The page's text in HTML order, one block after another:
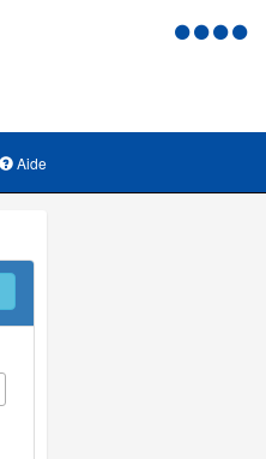
Menu
Aide